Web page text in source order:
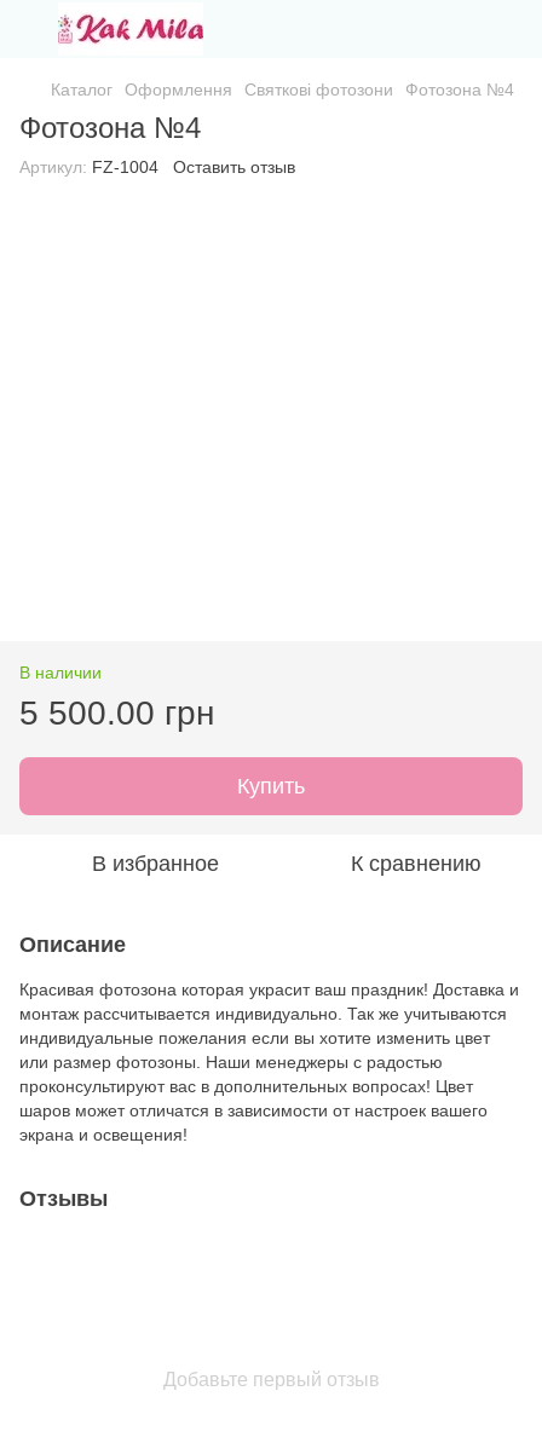
Каталог Оформлення Святкові фотозони Фотозона №4
Фотозона №4
Артикул: FZ-1004 Оставить отзыв
В наличии
5 500.00 грн
Купить
В избранное К сравнению
Описание
Красивая фотозона которая украсит ваш праздник! Доставка и
монтаж рассчитывается индивидуально. Так же учитываются
индивидуальные пожелания если вы хотите изменить цвет
или размер фотозоны. Наши менеджеры с радостью
проконсультируют вас в дополнительных вопросах! Цвет
шаров может отличатся в зависимости от настроек вашего
экрана и освещения!
Отзывы
Добавьте первый отзыв